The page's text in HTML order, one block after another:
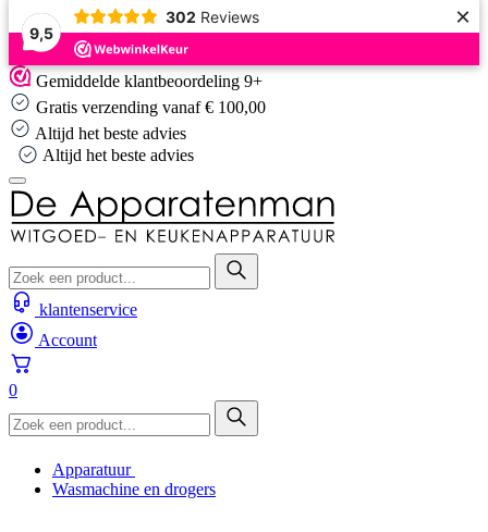
9,5
302 Reviews ×
Skip
to
content
Gemiddelde klantbeoordeling 9+
Gratis verzending vanaf € 100,00
Altijd het beste advies
Altijd het beste advies
klantenservice
Account
0
Apparatuur
Wasmachine en drogers